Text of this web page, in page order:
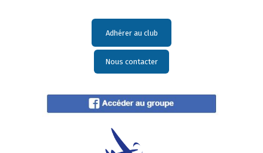
Adhérer au club
Nous contacter